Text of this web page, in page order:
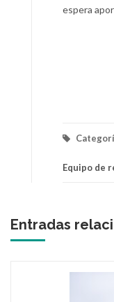
espera
Equipo de
Entradas